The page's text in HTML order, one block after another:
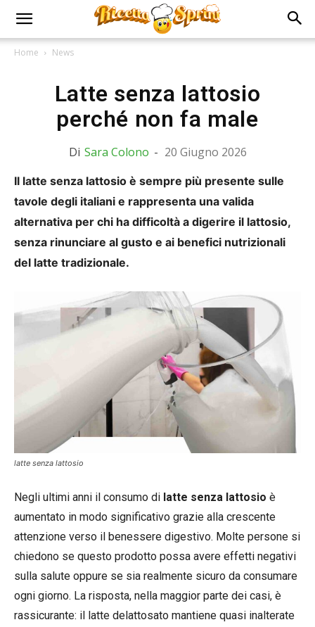
Home News
Latte senza lattosio
perché non fa male
Di Sara Colono - 20 Giugno 2026
Il latte senza lattosio è sempre più presente sulle
tavole degli italiani e rappresenta una valida
alternativa per chi ha difficoltà a digerire il lattosio,
senza rinunciare al gusto e ai benefici nutrizionali
del latte tradizionale.
latte senza lattosio
Negli ultimi anni il consumo di latte senza lattosio è
aumentato in modo significativo grazie alla crescente
attenzione verso il benessere digestivo. Molte persone si
chiedono se questo prodotto possa avere effetti negativi
sulla salute oppure se sia realmente sicuro da consumare
ogni giorno. La risposta, nella maggior parte dei casi, è
rassicurante: il latte delattosato mantiene quasi inalterate